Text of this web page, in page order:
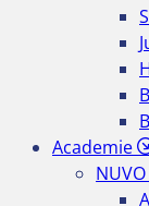
Academie